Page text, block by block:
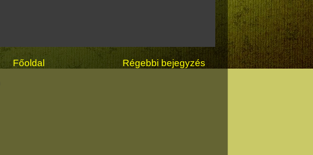
Régebbi bejegyzés
Főoldal